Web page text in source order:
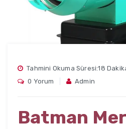
Tahmini Okuma Süresi:18
0 Yorum
Admin
Batman